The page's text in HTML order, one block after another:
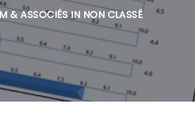
& ASSOCIÉS IN NON CLASSÉ